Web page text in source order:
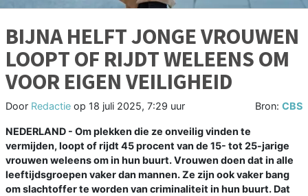
BIJNA HELFT JONGE VROUWEN
LOOPT OF RIJDT WELEENS OM
VOOR EIGEN VEILIGHEID
Door Redactie op 18 juli 2025, 7:29 uur Bron: CBS
NEDERLAND - Om plekken die ze onveilig vinden te
vermijden, loopt of rijdt 45 procent van de 15- tot 25-jarige
vrouwen weleens om in hun buurt. Vrouwen doen dat in alle
leeftijdsgroepen vaker dan mannen. Ze zijn ook vaker bang
om slachtoffer te worden van criminaliteit in hun buurt. Dat